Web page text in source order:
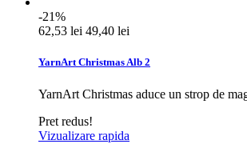
-21%
62,53 lei 49,40 lei
YarnArt Christmas Alb 2
YarnArt Christmas aduce un strop de
Pret redus!
Vizualizare rapida